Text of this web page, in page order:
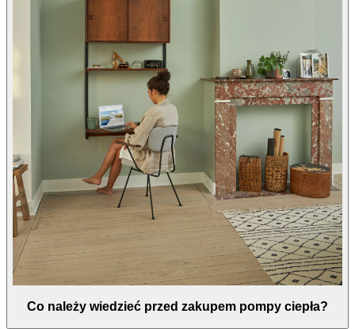
Co należy wiedzieć przed zakupem pompy ciepła?